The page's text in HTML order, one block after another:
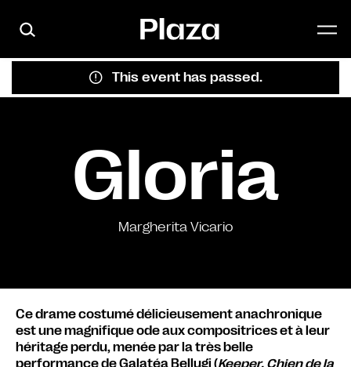
This event has passed.
Gloria
Margherita Vicario
Ce drame costumé délicieusement anachronique
est une magnifique ode aux compositrices et à leur
héritage perdu, menée par la très belle
performance de Galatéa Bellugi (Keeper, Chien de la